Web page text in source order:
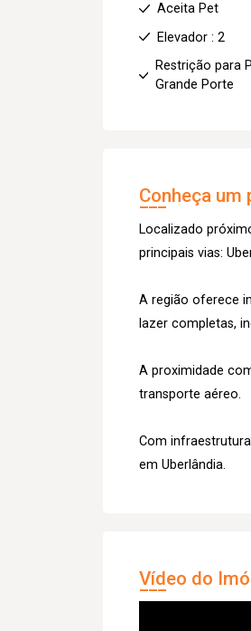
Aceita Pet
Elevador : 2
Restrição para
Grande Porte
Conheça um
Localizado
principais vias:
A região oferece
lazer completas,
A proximidade
transporte aéreo.
Com
em Uberlândia.
Vídeo do